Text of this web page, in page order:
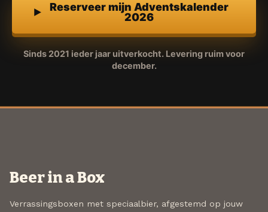
Reserveer mijn Adventskalender
2026
Sinds 2021 ieder jaar uitverkocht. Levering ruim voor
december.
Beer in a Box
Verrassingsboxen met speciaalbier, afgestemd op jouw